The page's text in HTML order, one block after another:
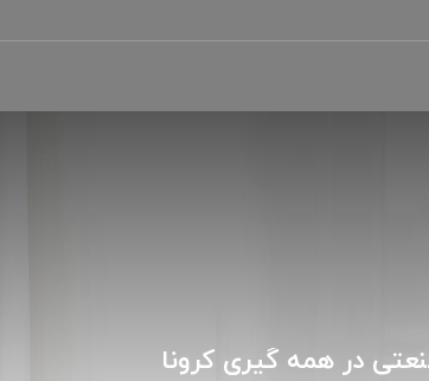
در همه گیری کرونا